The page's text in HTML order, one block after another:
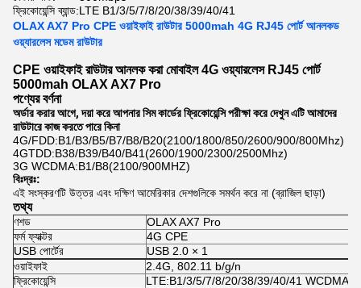
ফ্রিকোয়েন্সি ব্যান্ড:LTE B1/3/5/7/8/20/38/39/40/41
OLAX AX7 Pro CPE ওয়াইফাই রাউটার 5000mah 4G RJ45 পোর্ট আনলকড
ওয়্যারলেস মডেম রাউটার
CPE ওয়াইফাই রাউটার আনলক করা মোবাইল 4G ওয়্যারলেস RJ45 পোর্ট
5000mah OLAX AX7 Pro
পণ্যের বর্ণনা
অর্ডার করার আগে, দয়া করে আপনার সিম কার্ডের ফ্রিকোয়েন্সি পরীক্ষা করে দেখুন এটি আমাদের
রাউটারে কাজ করতে পারে কিনা
4G/FDD:B1/B3/B5/B7/B8/B20(2100/1800/850/2600/900/800Mhz)
4GTDD:B38/B39/B40/B41(2600/1900/2300/2500Mhz)
3G WCDMA:B1/B8(2100/900MHZ)
বিঃদ্রঃ:
এই সংস্করণটি উত্তর এবং দক্ষিণ আমেরিকার দেশগুলিকে সমর্থন করে না (ব্রাজিল ছাড়া)
তথ্য
ণশড
OLAX AX7 Pro
ফর্ম ফ্যাক্টর
4G CPE
USB পোর্টের
USB 2.0 × 1
ওয়াইফাই
2.4G, 802.11 b/g/n
ফ্রিকোয়েন্সি
LTE:B1/3/5/7/8/20/38/39/40/41